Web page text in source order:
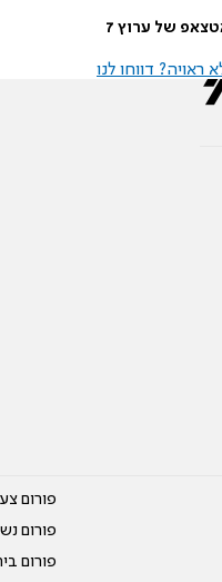
של ערוץ 7
דווחו לנו
פורום
פורום
פורום